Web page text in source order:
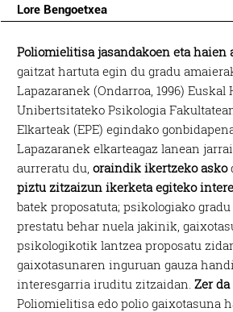
Lore Bengoetxea
Poliomielitisa jasandakoen eta haien
gaitzat hartuta egin du gradu
Lapazaranek (Ondarroa, 1996) Euskal
Unibertsitateko Psikologia
Elkarteak (EPE) egindako
Lapazaranek elkarteagaz lanean
aurreratu du,oraindik ikertzeko asko
piztu zitzaizun ikerketa egiteko
batek proposatuta; psikologiako
prestatu behar nuela jakinik,
psikologikotik lantzea proposatu
gaixotasunaren inguruan gauza
interesgarria iruditu zitzaidan.Zer
Poliomielitisa edo polio gaixotasuna